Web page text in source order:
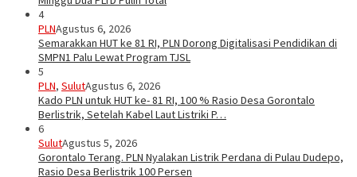
4
PLNAgustus 6, 2026
Semarakkan HUT ke 81 RI, PLN Dorong Digitalisasi Pendidikan di
SMPN1 Palu Lewat Program TJSL
5
PLN, SulutAgustus 6, 2026
Kado PLN untuk HUT ke- 81 RI, 100 % Rasio Desa Gorontalo
Berlistrik, Setelah Kabel Laut Listriki P…
6
SulutAgustus 5, 2026
Gorontalo Terang. PLN Nyalakan Listrik Perdana di Pulau Dudepo,
Rasio Desa Berlistrik 100 Persen